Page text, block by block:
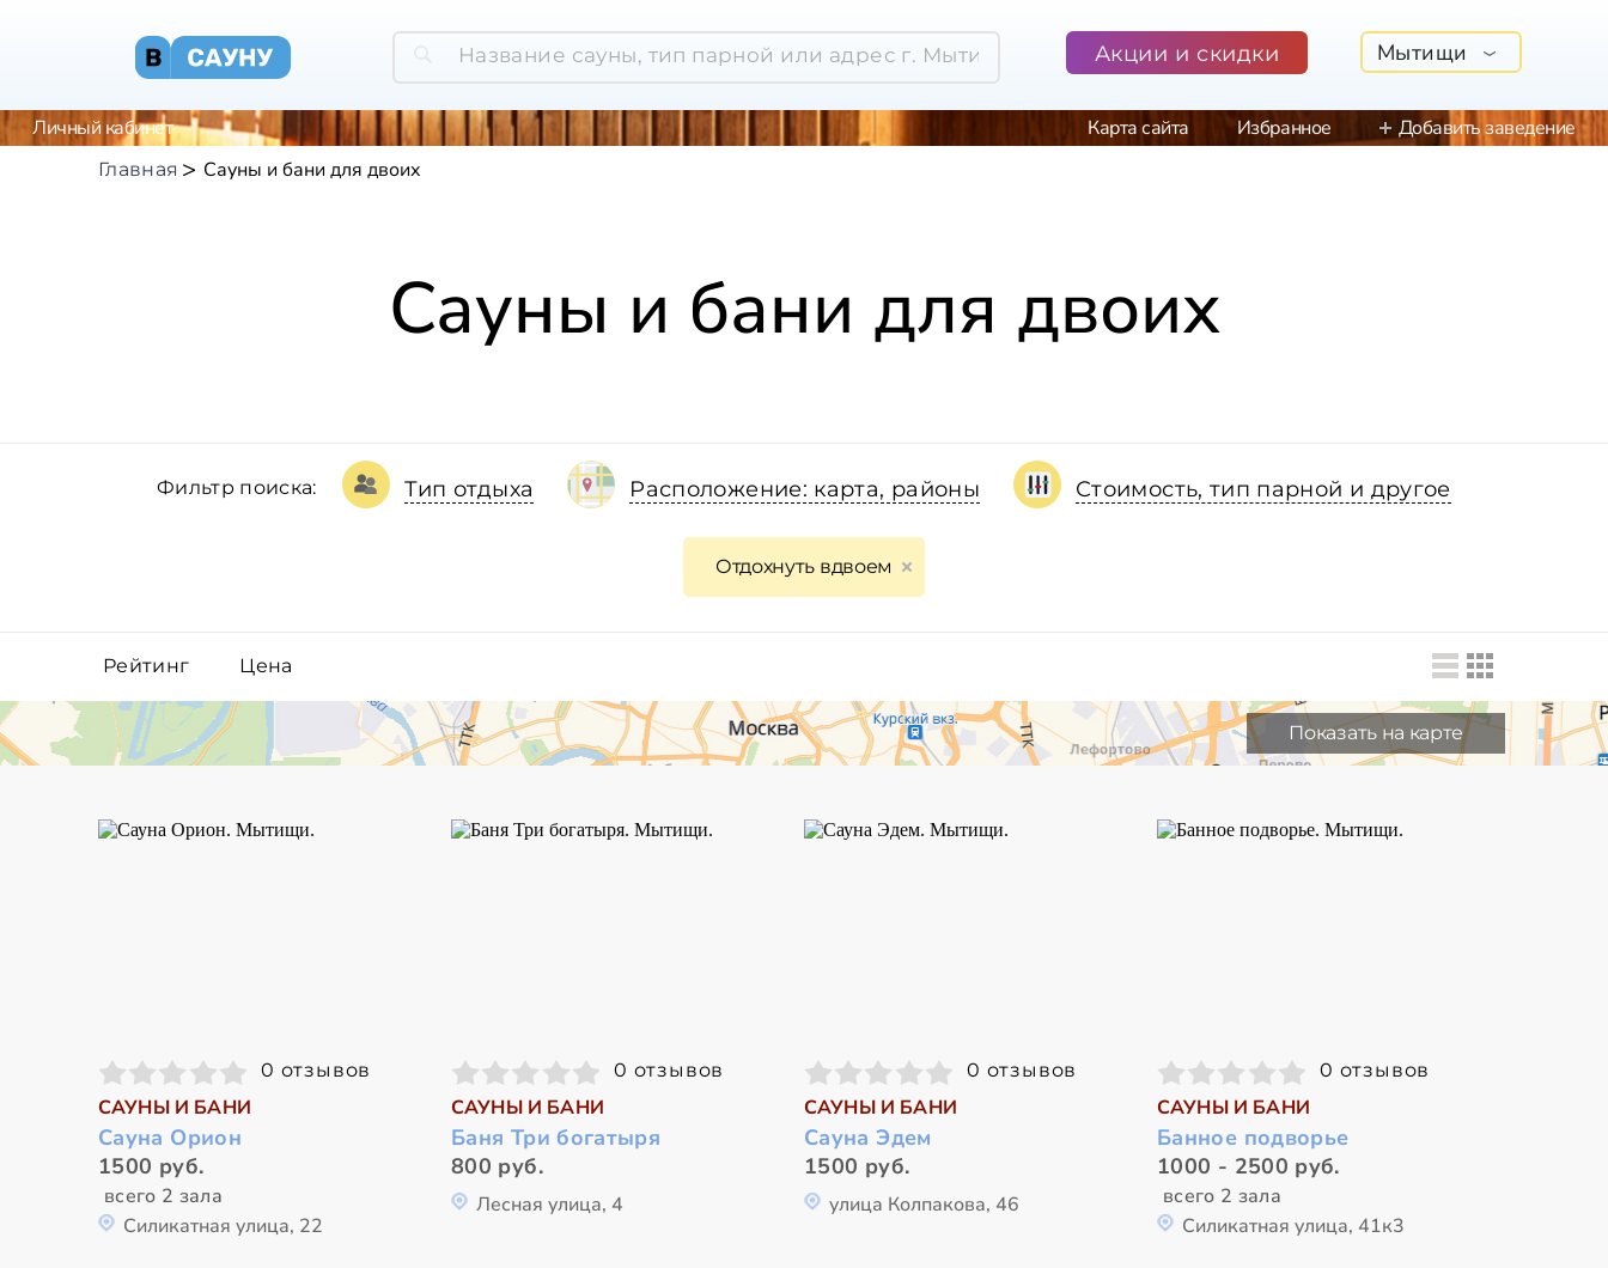
Акции и скидки Мытищи
Личный кабинет Карта сайта Избранное Добавить заведение
Главная Сауны и бани для двоих
Сауны и бани для двоих
Фильтр поиска: Тип отдыха Расположение: карта, районы Стоимость, тип парной и другое
Отдохнуть вдвоем
Рейтинг Цена
Показать на карте
0 отзывов
САУНЫ И БАНИ
Сауна Орион
1500 руб.
всего 2 зала
Силикатная улица, 22
0 отзывов
САУНЫ И БАНИ
Баня Три богатыря
800 руб.
Лесная улица, 4
0 отзывов
САУНЫ И БАНИ
Сауна Эдем
1500 руб.
улица Колпакова, 46
0 отзывов
САУНЫ И БАНИ
Банное подворье
1000 - 2500 руб.
всего 2 зала
Силикатная улица, 41к3